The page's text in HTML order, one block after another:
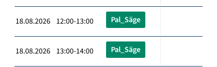
18.08.2026 12:00-13:00 Pal_Säge
18.08.2026 13:00-14:00 Pal_Säge